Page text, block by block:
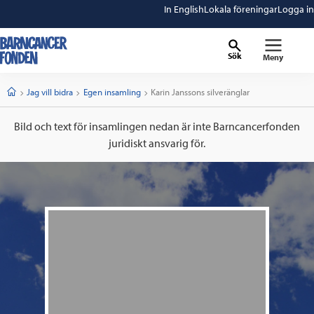
In EnglishLokala föreningarLogga in
Sök Meny
StartJag vill bidra Egen insamling Current:
Karin Janssons silveränglar
Bild och text för insamlingen nedan är inte Barncancerfonden
juridiskt ansvarig för.